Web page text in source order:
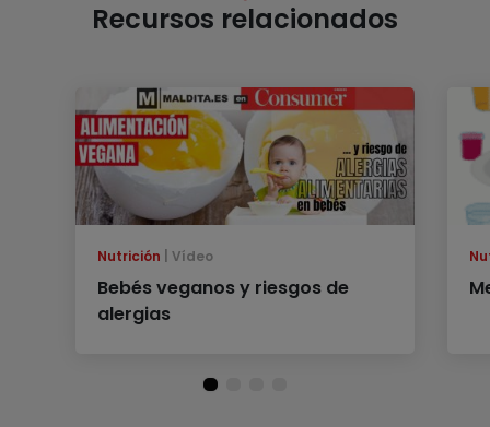
Recursos relacionados
Nutrición Vídeo
Bebés veganos y riesgos de
alergias